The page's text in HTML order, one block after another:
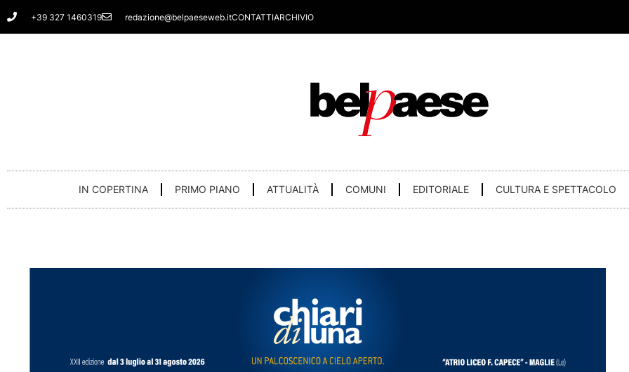
Vai
al
+39 327 1460319 redazione@belpaeseweb.itCONTATTIARCHIVIO
IN COPERTINA PRIMO PIANO ATTUALITÀ COMUNI EDITORIALE CULTURA E SPETTACOLO